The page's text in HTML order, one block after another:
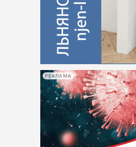
РЕКЛАМА